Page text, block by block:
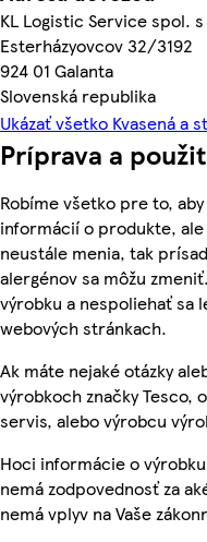
KL Logistic Service spol.
Esterházyovcov 32/3192
924 01 Galanta
Slovenská republika
Ukázať všetko Kvasená a
Príprava a
Robíme všetko pre to,
informácií o produkte,
neustále menia, tak
alergénov sa môžu
výrobku a nespoliehať sa
webových stránkach.
Ak máte nejaké otázky
výrobkoch značky Tesco,
servis, alebo výrobcu
Hoci informácie o
nemá zodpovednosť za
nemá vplyv na Vaše